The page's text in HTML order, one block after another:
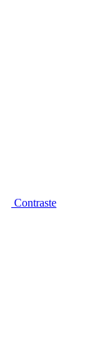
Contraste